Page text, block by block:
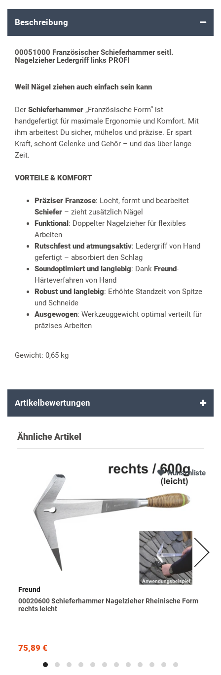
Beschreibung
00051000 Französischer Schieferhammer seitl.
Nagelzieher Ledergriff links PROFI
Weil Nägel ziehen auch einfach sein kann
Der Schieferhammer „Französische Form“ ist
handgefertigt für maximale Ergonomie und Komfort. Mit
ihm arbeitest Du sicher, mühelos und präzise. Er spart
Kraft, schont Gelenke und Gehör – und das über lange
Zeit.
VORTEILE & KOMFORT
Präziser Franzose: Locht, formt und bearbeitet
Schiefer – zieht zusätzlich Nägel
Funktional: Doppelter Nagelzieher für flexibles
Arbeiten
Rutschfest und atmungsaktiv: Ledergriff von Hand
gefertigt – absorbiert den Schlag
Soundoptimiert und langlebig: Dank Freund-
Härteverfahren von Hand
Robust und langlebig: Erhöhte Standzeit von Spitze
und Schneide
Ausgewogen: Werkzeuggewicht optimal verteilt für
präzises Arbeiten
Gewicht: 0,65 kg
Artikelbewertungen
Ähnliche Artikel
Wunschliste
Freund
00020600 Schieferhammer Nagelzieher Rheinische Form
rechts leicht
75,89 €